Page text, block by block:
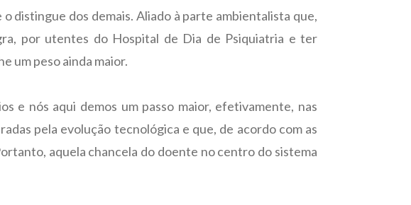
distingue dos demais. Aliado à parte ambientalista que,
por utentes do Hospital de Dia de Psiquiatria e ter
um peso ainda maior.
e nós aqui demos um passo maior, efetivamente, nas
pela evolução tecnológica e que, de acordo com as
aquela chancela do doente no centro do sistema